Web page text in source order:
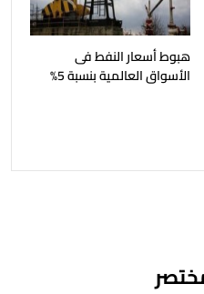
هبوط أسعار النفط فى
الأسواق العالمية بنسبة 5%